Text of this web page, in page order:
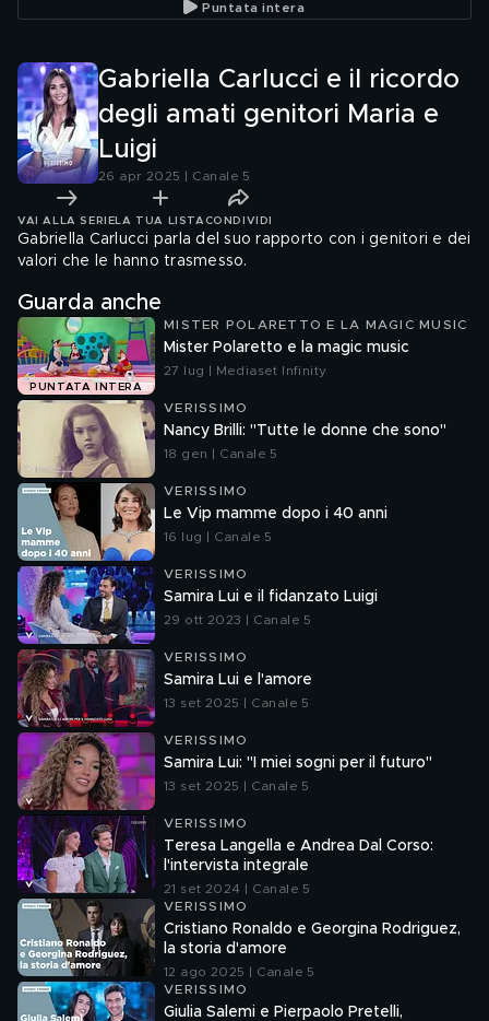
Amici"
Puntata intera
Gabriella Carlucci e il ricordo
degli amati genitori Maria e
Luigi
26 apr 2025 | Canale 5
VAI ALLA SERIE LA TUA LISTA CONDIVIDI
Gabriella Carlucci parla del suo rapporto con i genitori e dei
valori che le hanno trasmesso.
Guarda anche
PUNTATA INTERA
MISTER POLARETTO E LA MAGIC MUSIC
Mister Polaretto e la magic music
27 lug | Mediaset Infinity
VERISSIMO
Nancy Brilli: "Tutte le donne che sono"
18 gen | Canale 5
VERISSIMO
Le Vip mamme dopo i 40 anni
16 lug | Canale 5
VERISSIMO
Samira Lui e il fidanzato Luigi
29 ott 2023 | Canale 5
VERISSIMO
Samira Lui e l'amore
13 set 2025 | Canale 5
VERISSIMO
Samira Lui: "I miei sogni per il futuro"
13 set 2025 | Canale 5
VERISSIMO
Teresa Langella e Andrea Dal Corso:
l'intervista integrale
21 set 2024 | Canale 5
VERISSIMO
Cristiano Ronaldo e Georgina Rodriguez,
la storia d'amore
12 ago 2025 | Canale 5
VERISSIMO
Giulia Salemi e Pierpaolo Pretelli,